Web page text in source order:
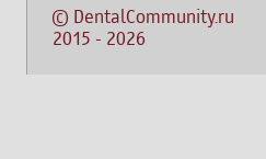
© DentalCommunity.ru
2015 - 2026